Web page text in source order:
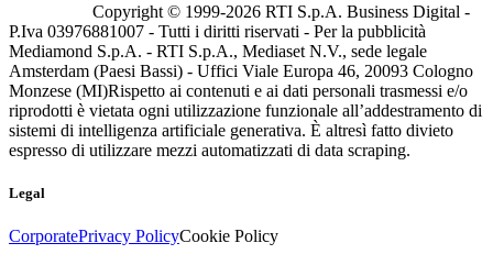
Copyright © 1999-2026 RTI S.p.A. Business Digital -
P.Iva 03976881007 - Tutti i diritti riservati - Per la pubblicità
Mediamond S.p.A. - RTI S.p.A., Mediaset N.V., sede legale
Amsterdam (Paesi Bassi) - Uffici Viale Europa 46, 20093 Cologno
Monzese (MI)Rispetto ai contenuti e ai dati personali trasmessi e/o
riprodotti è vietata ogni utilizzazione funzionale all’addestramento di
sistemi di intelligenza artificiale generativa. È altresì fatto divieto
espresso di utilizzare mezzi automatizzati di data scraping.
Legal
CorporatePrivacy PolicyCookie Policy